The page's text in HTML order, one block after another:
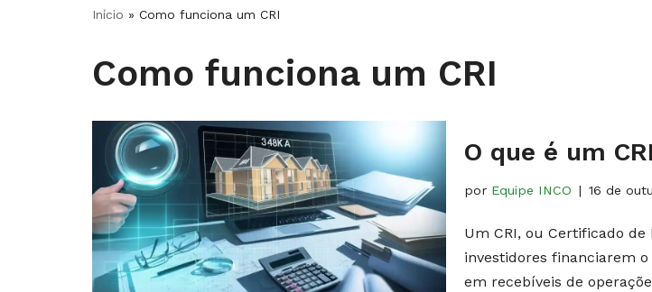
Início » Como funciona um CRI
Como funciona um CRI
O que é um
por Equipe INCO 16 de
Um CRI, ou Certificado
investidores financiarem
em recebíveis de